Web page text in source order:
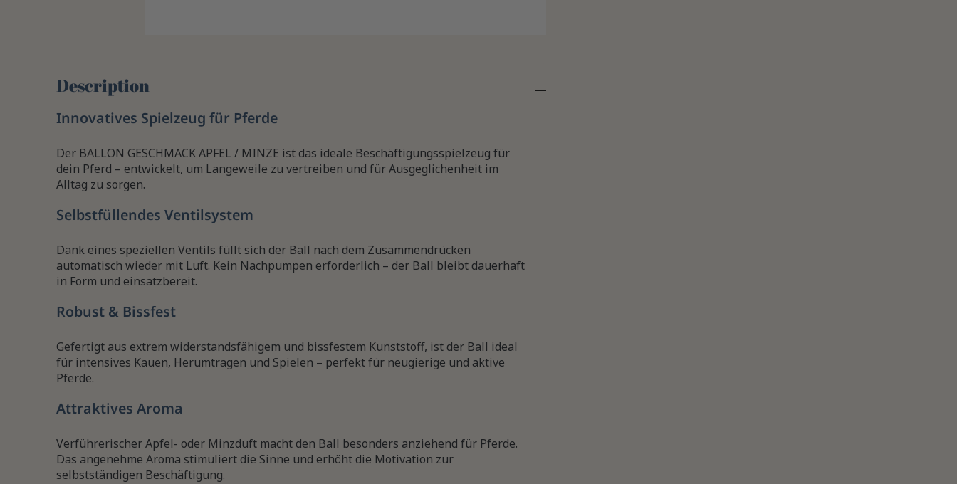
Description
Innovatives Spielzeug für Pferde
Der BALLON GESCHMACK APFEL / MINZE ist das ideale Beschäftigungsspielzeug für
dein Pferd – entwickelt, um Langeweile zu vertreiben und für Ausgeglichenheit im
Alltag zu sorgen.
Selbstfüllendes Ventilsystem
Dank eines speziellen Ventils füllt sich der Ball nach dem Zusammendrücken
automatisch wieder mit Luft. Kein Nachpumpen erforderlich – der Ball bleibt dauerhaft
in Form und einsatzbereit.
Robust & Bissfest
Gefertigt aus extrem widerstandsfähigem und bissfestem Kunststoff, ist der Ball ideal
für intensives Kauen, Herumtragen und Spielen – perfekt für neugierige und aktive
Pferde.
Attraktives Aroma
Verführerischer Apfel- oder Minzduft macht den Ball besonders anziehend für Pferde.
Das angenehme Aroma stimuliert die Sinne und erhöht die Motivation zur
selbstständigen Beschäftigung.